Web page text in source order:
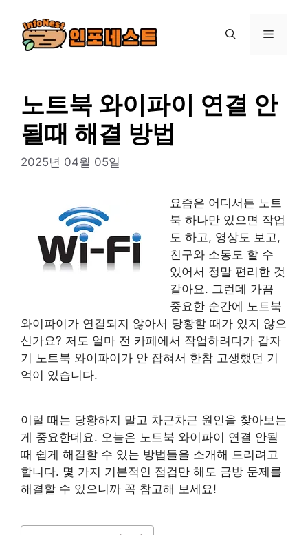
메
노트북 와이파이 연결 안
될때 해결 방법
2025년 04월 05일
요즘은 어디서든 노트
북 하나만 있으면 작업
도 하고, 영상도 보고,
친구와 소통도 할 수
있어서 정말 편리한 것
같아요. 그런데 가끔
중요한 순간에 노트북
와이파이가 연결되지 않아서 당황할 때가 있지 않으
신가요? 저도 얼마 전 카페에서 작업하려다가 갑자
기 노트북 와이파이가 안 잡혀서 한참 고생했던 기
억이 있습니다.
이럴 때는 당황하지 말고 차근차근 원인을 찾아보는
게 중요한데요. 오늘은 노트북 와이파이 연결 안될
때 쉽게 해결할 수 있는 방법들을 소개해 드리려고
합니다. 몇 가지 기본적인 점검만 해도 금방 문제를
해결할 수 있으니까 꼭 참고해 보세요!